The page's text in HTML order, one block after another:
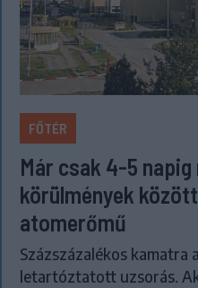
FŐTÉR
Már csak 4-5
körülmények
atomerőmű
Százszázalékos kamatra
letartóztatott uzsorás.